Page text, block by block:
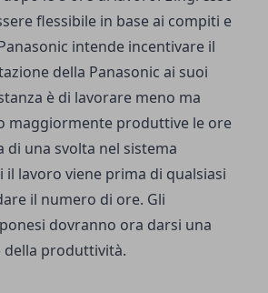
flessibile in base ai compiti e
intende incentivare il
della Panasonic ai suoi
è di lavorare meno ma
maggiormente produttive le ore
di una svolta nel sistema
il lavoro viene prima di qualsiasi
il numero di ore. Gli
dovranno ora darsi una
della produttività.